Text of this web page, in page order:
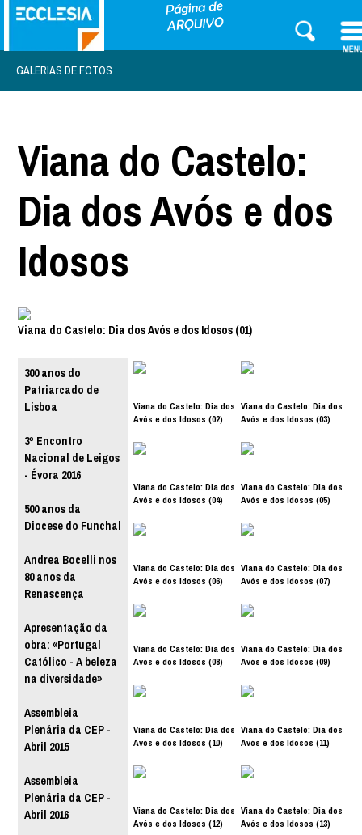
GALERIAS DE FOTOS
Viana do Castelo:
Dia dos Avós e dos
Idosos
Viana do Castelo: Dia dos Avós e dos Idosos (01)
300 anos do
Patriarcado de
Lisboa
3º Encontro
Nacional de Leigos
- Évora 2016
500 anos da
Diocese do Funchal
Andrea Bocelli nos
80 anos da
Renascença
Apresentação da
obra: «Portugal
Católico - A beleza
na diversidade»
Assembleia
Plenária da CEP -
Abril 2015
Assembleia
Plenária da CEP -
Abril 2016
Viana do Castelo: Dia dos
Avós e dos Idosos (02)
Viana do Castelo: Dia dos
Avós e dos Idosos (03)
Viana do Castelo: Dia dos
Avós e dos Idosos (04)
Viana do Castelo: Dia dos
Avós e dos Idosos (05)
Viana do Castelo: Dia dos
Avós e dos Idosos (06)
Viana do Castelo: Dia dos
Avós e dos Idosos (07)
Viana do Castelo: Dia dos
Avós e dos Idosos (08)
Viana do Castelo: Dia dos
Avós e dos Idosos (09)
Viana do Castelo: Dia dos
Avós e dos Idosos (10)
Viana do Castelo: Dia dos
Avós e dos Idosos (11)
Viana do Castelo: Dia dos
Avós e dos Idosos (12)
Viana do Castelo: Dia dos
Avós e dos Idosos (13)